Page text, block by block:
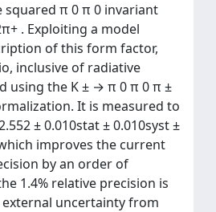
π 0 π 0 invariant
. Exploiting a model
of this form factor,
inclusive of radiative
using the K ± → π 0 π 0 π ±
It is measured to
± 0.010stat ± 0.010syst ±
improves the current
by an order of
1.4% relative precision is
uncertainty from